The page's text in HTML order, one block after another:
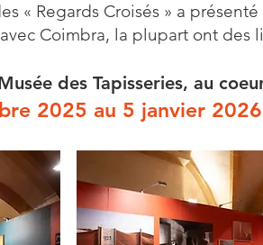
« Regards Croisés » a
Coimbra, la plupart ont des
des Tapisseries, au
2025 au 5 janvier 2026